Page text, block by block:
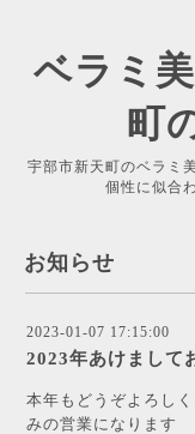
ベラミ
町
宇部市新天町のベラミ
個性に似合
お知らせ
2023-01-07 17:15:00
2023年あけまして
本年もどうぞよろし
みの営業になります